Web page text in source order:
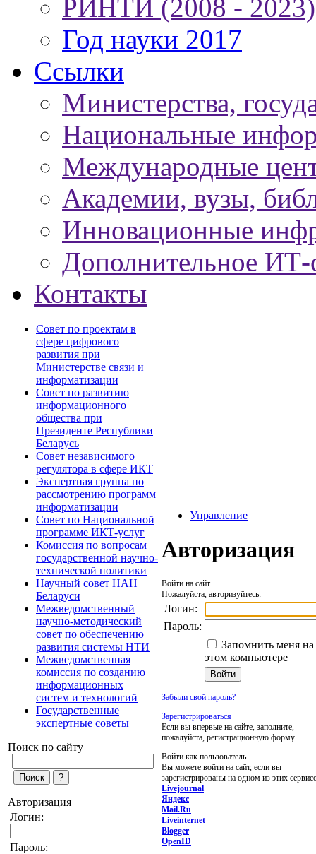
РИНТИ (2008 - 2023)
Год науки 2017
Ссылки
Министерства,
Национальные
Международные
Академии, вузы,
Инновационные
Дополнительное ИТ-
Контакты
Совет по проектам в
сфере цифрового
развития при
Министерстве связи и
информатизации
Совет по развитию
информационного
общества при
Президенте Республики
Беларусь
Совет независимого
регулятора в сфере ИКТ
Экспертная группа по
рассмотрению программ
информатизации
Совет по Национальной
программе ИКТ-услуг
Комиссия по вопросам
государственной научно-
технической политики
Научный совет НАН
Беларуси
Межведомственный
научно-методический
совет по обеспечению
развития системы НТИ
Межведомственная
комиссия по созданию
информационных
систем и технологий
Государственные
экспертные советы
Поиск по сайту
Авторизация
Логин:
Пароль:
Управление
Авторизация
Войти на сайт
Пожалуйста, авторизуйтесь:
Логин:
Пароль:
Запомнить меня на
этом компьютере
Забыли свой пароль?
Зарегистрироваться
Если вы впервые на сайте, заполните,
пожалуйста, регистрационную форму.
Войти как пользователь
Вы можете войти на сайт, если вы
зарегистрированы на одном из этих
Livejournal
Яндекс
Mail.Ru
Liveinternet
Blogger
OpenID